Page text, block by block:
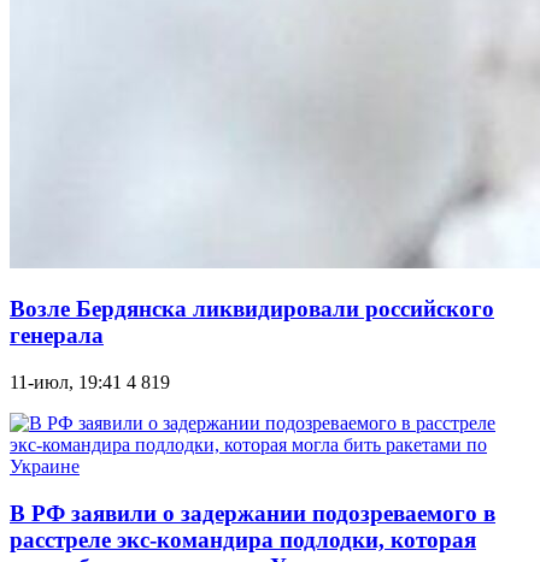
Возле Бердянска ликвидировали российского
генерала
11-июл, 19:41 4 819
В РФ заявили о задержании подозреваемого в
расстреле экс-командира подлодки, которая